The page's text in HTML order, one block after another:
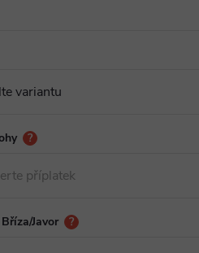
?
Javor ?